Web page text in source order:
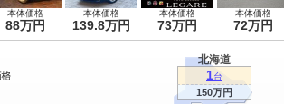
本体価格
88万円
本体価格
139.8万円
本体価格
73万円
本体価格
72万円
北海道
1台
150万円